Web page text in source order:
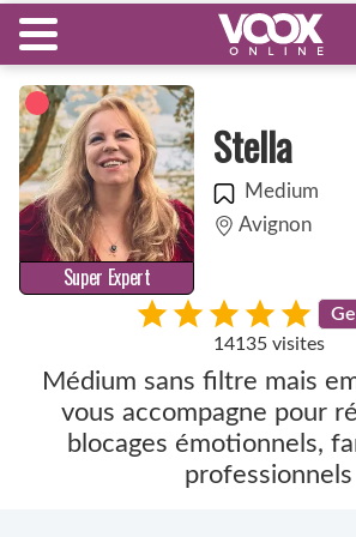
Super Expert
Stella
Medium
Avignon
14135 visites
Médium sans filtre mais
vous accompagne pour
blocages émotionnels,
professionnels